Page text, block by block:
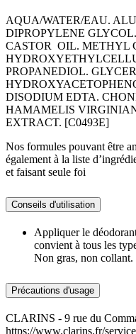
AQUA/WATER/EAU.
DIPROPYLENE
CASTOR OIL. METHYL
PROPANEDIOL.
DISODIUM EDTA.
HAMAMELIS
EXTRACT. [C0493E]
Nos formules pouvant être
également à la liste
et faisant seule foi
Conseils d'utilisation
Appliquer le
convient à tous les
Non gras, non collant.
Précautions d'usage
CLARINS - 9 rue du
https://www.clarins.fr/